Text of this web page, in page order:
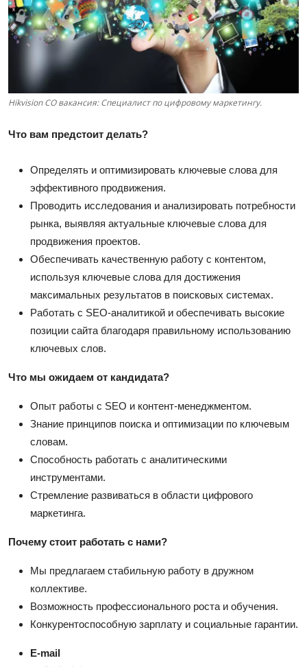
Hikvision CO вакансия: Специалист по цифровому маркетингу.
Что вам предстоит делать?
Определять и оптимизировать ключевые слова для
эффективного продвижения.
Проводить исследования и анализировать потребности
рынка, выявляя актуальные ключевые слова для
продвижения проектов.
Обеспечивать качественную работу с контентом,
используя ключевые слова для достижения
максимальных результатов в поисковых системах.
Работать с SEO-аналитикой и обеспечивать высокие
позиции сайта благодаря правильному использованию
ключевых слов.
Что мы ожидаем от кандидата?
Опыт работы с SEO и контент-менеджментом.
Знание принципов поиска и оптимизации по ключевым
словам.
Способность работать с аналитическими
инструментами.
Стремление развиваться в области цифрового
маркетинга.
Почему стоит работать с нами?
Мы предлагаем стабильную работу в дружном
коллективе.
Возможность профессионального роста и обучения.
Конкурентоспособную зарплату и социальные гарантии.
E-mail